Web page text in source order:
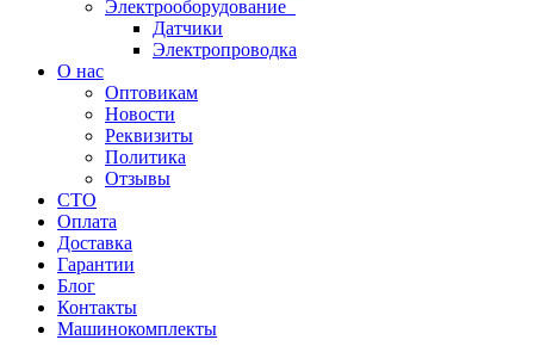
Электрооборудование
Датчики
Электропроводка
О нас
Оптовикам
Новости
Реквизиты
Политика
Отзывы
СТО
Оплата
Доставка
Гарантии
Блог
Контакты
Машинокомплекты